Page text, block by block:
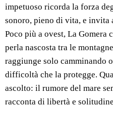
impetuoso ricorda la forza
sonoro, pieno di vita, e invita
Poco più a ovest, La Gomera
perla nascosta tra le
raggiunge solo camminando
difficoltà che la protegge.
ascolto: il rumore del mare
racconta di libertà e